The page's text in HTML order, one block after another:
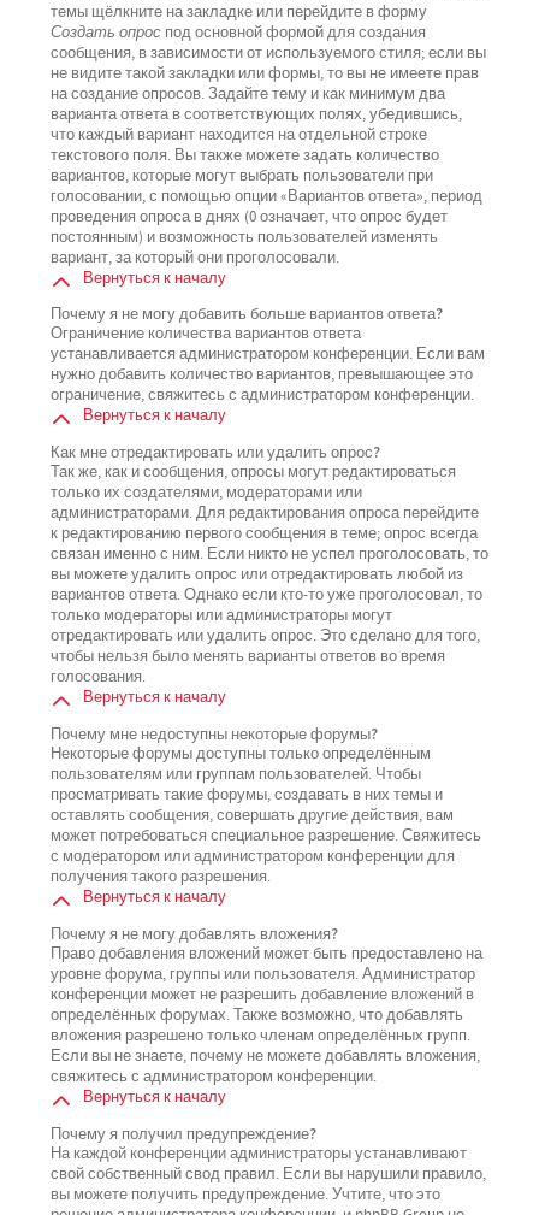
темы щёлкните на закладке или перейдите в форму
Создать опроспод основной формой для создания
сообщения, в зависимости от используемого стиля; если вы
не видите такой закладки или формы, то вы не имеете прав
на создание опросов. Задайте тему и как минимум два
варианта ответа в соответствующих полях, убедившись,
что каждый вариант находится на отдельной строке
текстового поля. Вы также можете задать количество
вариантов, которые могут выбрать пользователи при
голосовании, с помощью опции «Вариантов ответа», период
проведения опроса в днях (0 означает, что опрос будет
постоянным) и возможность пользователей изменять
вариант, за который они проголосовали.
Вернуться к началу
Почему я не могу добавить больше вариантов ответа?
Ограничение количества вариантов ответа
устанавливается администратором конференции. Если вам
нужно добавить количество вариантов, превышающее это
ограничение, свяжитесь с администратором конференции.
Вернуться к началу
Как мне отредактировать или удалить опрос?
Так же, как и сообщения, опросы могут редактироваться
только их создателями, модераторами или
администраторами. Для редактирования опроса перейдите
к редактированию первого сообщения в теме; опрос всегда
связан именно с ним. Если никто не успел проголосовать, то
вы можете удалить опрос или отредактировать любой из
вариантов ответа. Однако если кто-то уже проголосовал, то
только модераторы или администраторы могут
отредактировать или удалить опрос. Это сделано для того,
чтобы нельзя было менять варианты ответов во время
голосования.
Вернуться к началу
Почему мне недоступны некоторые форумы?
Некоторые форумы доступны только определённым
пользователям или группам пользователей. Чтобы
просматривать такие форумы, создавать в них темы и
оставлять сообщения, совершать другие действия, вам
может потребоваться специальное разрешение. Свяжитесь
с модератором или администратором конференции для
получения такого разрешения.
Вернуться к началу
Почему я не могу добавлять вложения?
Право добавления вложений может быть предоставлено на
уровне форума, группы или пользователя. Администратор
конференции может не разрешить добавление вложений в
определённых форумах. Также возможно, что добавлять
вложения разрешено только членам определённых групп.
Если вы не знаете, почему не можете добавлять вложения,
свяжитесь с администратором конференции.
Вернуться к началу
Почему я получил предупреждение?
На каждой конференции администраторы устанавливают
свой собственный свод правил. Если вы нарушили правило,
вы можете получить предупреждение. Учтите, что это